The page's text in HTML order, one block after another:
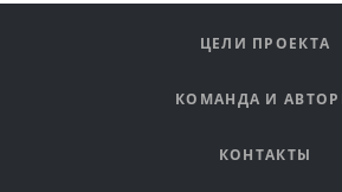
ЦЕЛИ ПРОЕКТА
КОМАНДА И
КОНТАКТЫ